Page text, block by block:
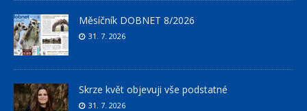
Měsíčník DOBNET 8/2026
31. 7. 2026
Skrze květ objevuji vše podstatné
31. 7. 2026